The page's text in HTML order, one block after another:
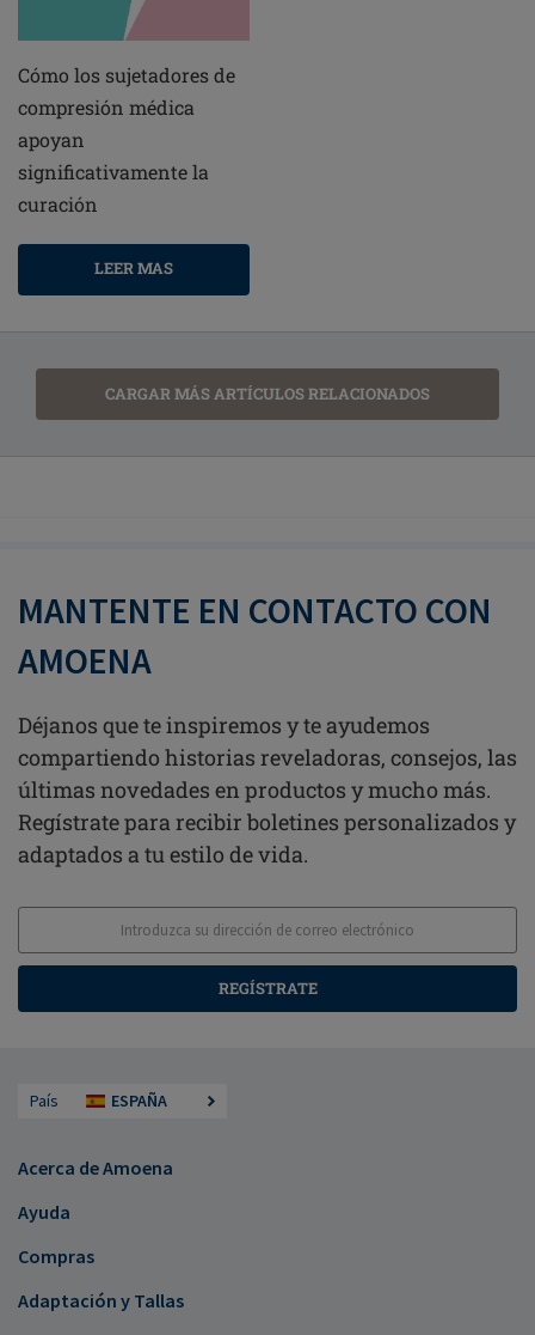
Cómo los sujetadores de
compresión médica
apoyan
significativamente la
curación
LEER MAS
CARGAR MÁS ARTÍCULOS RELACIONADOS
MANTENTE EN CONTACTO CON
AMOENA
Déjanos que te inspiremos y te ayudemos
compartiendo historias reveladoras, consejos, las
últimas novedades en productos y mucho más.
Regístrate para recibir boletines personalizados y
adaptados a tu estilo de vida.
REGÍSTRATE
País ESPAÑA
Acerca de Amoena
Ayuda
Compras
Adaptación y Tallas